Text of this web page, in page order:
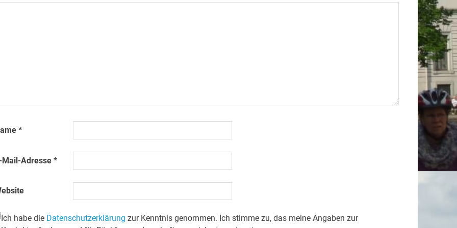
*
Mail-Adresse*
Ich habe die Datenschutzerklärung zur Kenntnis genommen. Ich stimme zu, das meine Angaben zur